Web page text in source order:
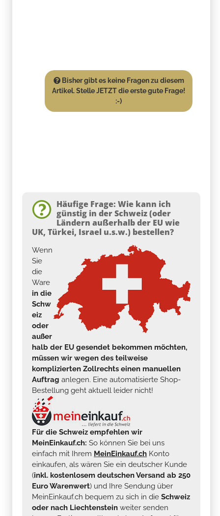
Bisher gibt es keine Fragen zu diesem
Artikel. Stelle JETZT die erste gute Frage!
:-)
Häufige Frage: Wie kann ich
günstig in der Schweiz (oder
Ländern außerhalb der EU wie
UK, Türkei, Israel u.s.w.) bestellen?
Wenn
Sie
die
Ware
in die
Schw
eiz
oder
außer
halb der EU gesendet bekommen möchten,
müssen wir wegen des teilweise
komplizierten Zollrechts einen manuellen
Auftrag anlegen. Eine automatisierte Shop-
Bestellung geht aktuell leider nicht!
Für die Schweiz empfehlen wir
MeinEinkauf.ch: So können Sie bei uns
einfach mit Ihrem MeinEinkauf.ch Konto
einkaufen, als wären Sie ein deutscher Kunde
(inkl. kostenlosem deutschen Versand ab 250
Euro Warenwert) und Ihre Sendung über
MeinEinkauf.ch bequem zu sich in die Schweiz
oder nach Liechtenstein weiter senden